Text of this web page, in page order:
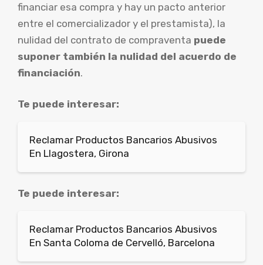
financiar esa compra y hay un pacto anterior
entre el comercializador y el prestamista), la
nulidad del contrato de compraventa puede
suponer también la nulidad del acuerdo de
financiación.
Te puede interesar:
Reclamar Productos Bancarios Abusivos
En Llagostera, Girona
Te puede interesar:
Reclamar Productos Bancarios Abusivos
En Santa Coloma de Cervelló, Barcelona